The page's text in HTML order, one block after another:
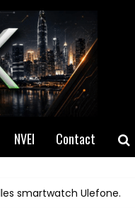
NVEI Contact
smartwatch Ulefone.